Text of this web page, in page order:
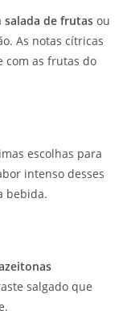
salada de frutas ou
As notas cítricas
com as frutas do
escolhas para
intenso desses
bebida.
salgado que